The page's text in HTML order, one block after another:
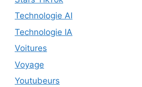
Technologie AI
Technologie IA
Voitures
Voyage
Youtubeurs